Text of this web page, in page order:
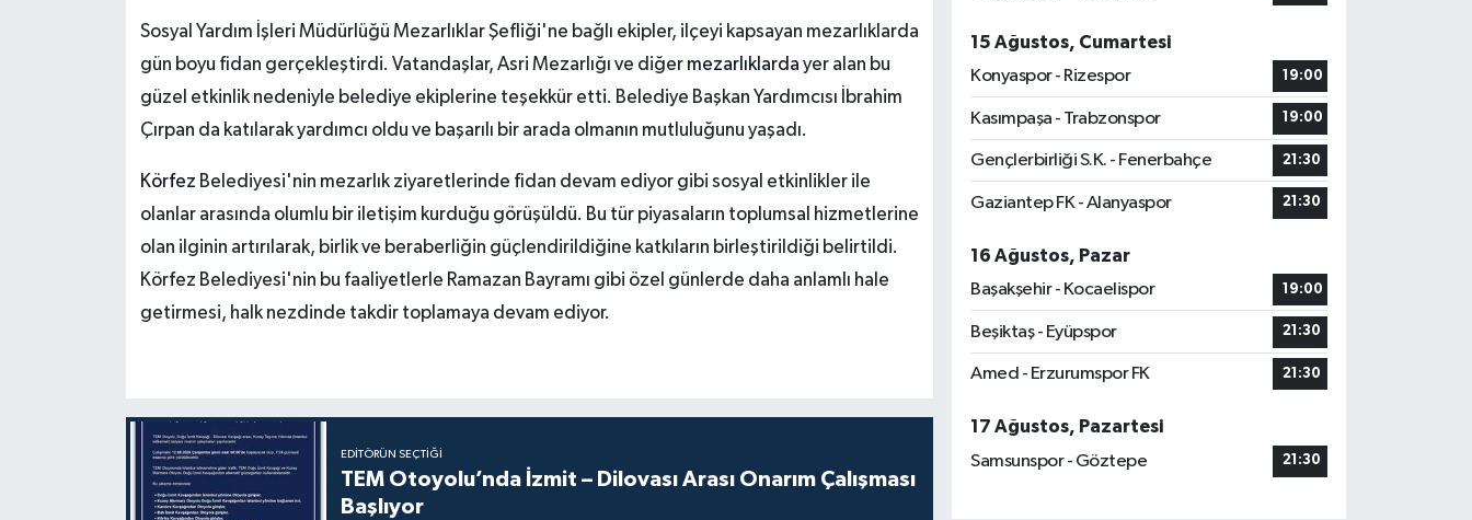
Sosyal Yardım İşleri Müdürlüğü Mezarlıklar Şefliği'ne bağlı ekipler, ilçeyi kapsayan mezarlıklarda
gün boyu fidan gerçekleştirdi. Vatandaşlar, Asri Mezarlığı ve diğer mezarlıklarda yer alan bu
güzel etkinlik nedeniyle belediye ekiplerine teşekkür etti. Belediye Başkan Yardımcısı İbrahim
Çırpan da katılarak yardımcı oldu ve başarılı bir arada olmanın mutluluğunu yaşadı.
Körfez Belediyesi'nin mezarlık ziyaretlerinde fidan devam ediyor gibi sosyal etkinlikler ile
olanlar arasında olumlu bir iletişim kurduğu görüşüldü. Bu tür piyasaların toplumsal hizmetlerine
olan ilginin artırılarak, birlik ve beraberliğin güçlendirildiğine katkıların birleştirildiği belirtildi.
Körfez Belediyesi'nin bu faaliyetlerle Ramazan Bayramı gibi özel günlerde daha anlamlı hale
getirmesi, halk nezdinde takdir toplamaya devam ediyor.
EDITÖRÜN SEÇTIĞI
TEM Otoyolu’nda İzmit – Dilovası Arası Onarım Çalışması
Başlıyor
15 Ağustos, Cumartesi
Konyaspor - Rizespor
19:00
Kasımpaşa - Trabzonspor 19:00
Gençlerbirliği S.K. - Fenerbahçe 21:30
Gaziantep FK - Alanyaspor 21:30
16 Ağustos, Pazar
Başakşehir - Kocaelispor
19:00
Beşiktaş - Eyüpspor 21:30
Amed - Erzurumspor FK 21:30
17 Ağustos, Pazartesi
Samsunspor - Göztepe
21:30